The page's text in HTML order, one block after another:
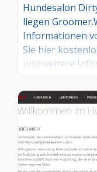
Hundesalon
liegen
Informationen
Sie hier
und weitere
Sie Ihre